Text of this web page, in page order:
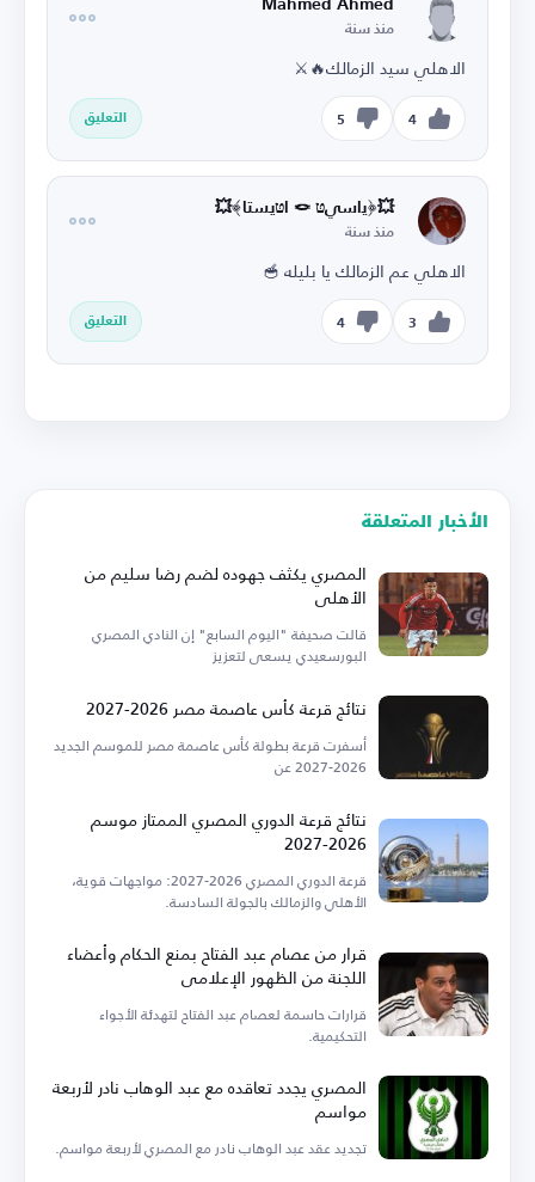
Mahmed Ahmed
منذ سنة
الاهلي سيد الزمالك🔥⚔️
4
5 التعليق
💥﴿ﯾاسيטּ 🪢 اטּيستا﴾💥
منذ سنة
الاهلي عم الزمالك يا بليله 🥣
3
4 التعليق
الأخبار المتعلقة
المصري يكثف جهوده لضم رضا سليم من
الأهلي
قالت صحيفة "اليوم السابع" إن النادي المصري
البورسعيدي يسعى لتعزيز
نتائج قرعة كأس عاصمة مصر 2026-2027
أسفرت قرعة بطولة كأس عاصمة مصر للموسم الجديد
2026-2027 عن
نتائج قرعة الدوري المصري الممتاز موسم
2026-2027
قرعة الدوري المصري 2026-2027: مواجهات قوية،
الأهلي والزمالك بالجولة السادسة.
قرار من عصام عبد الفتاح بمنع الحكام وأعضاء
اللجنة من الظهور الإعلامي
قرارات حاسمة لعصام عبد الفتاح لتهدئة الأجواء
التحكيمية.
المصري يجدد تعاقده مع عبد الوهاب نادر لأربعة
مواسم
تجديد عقد عبد الوهاب نادر مع المصري لأربعة مواسم.